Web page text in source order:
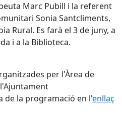
Marc Pubill i la referent
Sonia Santcliments,
Rural. Es farà el 3 de juny, a
i a la Biblioteca.
per l'Àrea de
de la programació en l'enllaç